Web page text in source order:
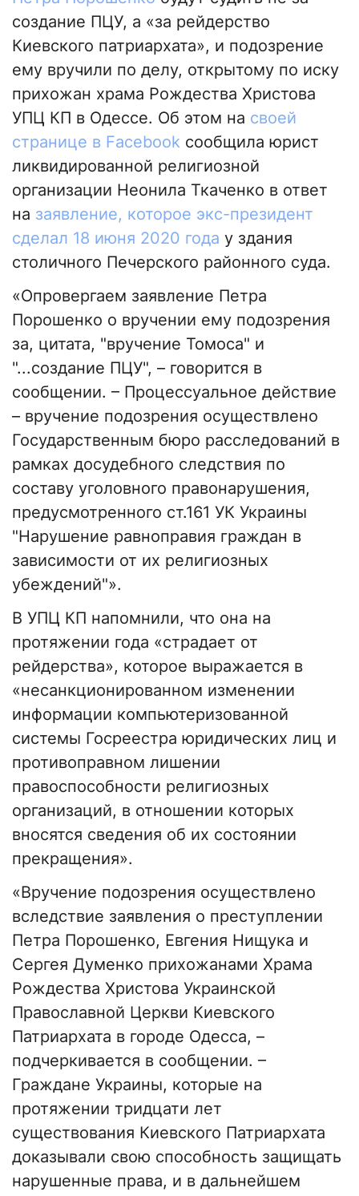
создание ПЦУ, а «за рейдерство
Киевского патриархата», и подозрение
ему вручили по делу, открытому по иску
прихожан храма Рождества Христова
УПЦ КП в Одессе. Об этом на своей
странице в Facebook сообщила юрист
ликвидированной религиозной
организации Неонила Ткаченко в ответ
на заявление, которое экс-президент
сделал 18 июня 2020 года у здания
столичного Печерского районного суда.
«Опровергаем заявление Петра
Порошенко о вручении ему подозрения
за, цитата, "вручение Томоса" и
"...создание ПЦУ", – говорится в
сообщении. – Процессуальное действие
– вручение подозрения осуществлено
Государственным бюро расследований в
рамках досудебного следствия по
составу уголовного правонарушения,
предусмотренного ст.161 УК Украины
"Нарушение равноправия граждан в
зависимости от их религиозных
убеждений"».
В УПЦ КП напомнили, что она на
протяжении года «страдает от
рейдерства», которое выражается в
«несанкционированном изменении
информации компьютеризованной
системы Госреестра юридических лиц и
противоправном лишении
правоспособности религиозных
организаций, в отношении которых
вносятся сведения об их состоянии
прекращения».
«Вручение подозрения осуществлено
вследствие заявления о преступлении
Петра Порошенко, Евгения Нищука и
Сергея Думенко прихожанами Храма
Рождества Христова Украинской
Православной Церкви Киевского
Патриархата в городе Одесса, –
подчеркивается в сообщении. –
Граждане Украины, которые на
протяжении тридцати лет
существования Киевского Патриархата
доказывали свою способность защищать
нарушенные права, и в дальнейшем